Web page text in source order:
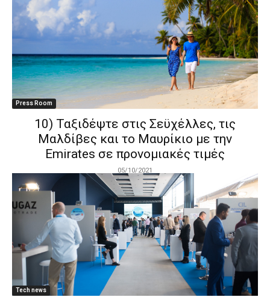
Press Room
10) Ταξιδέψτε στις Σεϋχέλλες, τις
Μαλδίβες και το Μαυρίκιο με την
Emirates σε προνομιακές τιμές
05/10/2021
Tech news